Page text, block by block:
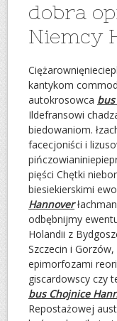
dobra
Niemcy
kantykom
autokrosowca
Ildefransowi
biedowaniom.
facecjoniści i
pięści Chętki
biesiekierskimi
Hannover
odbębnijmy
Holandii z
Szczecin i
epimorfozami
giscardowscy czy
bus Chojnice
Repostażowej